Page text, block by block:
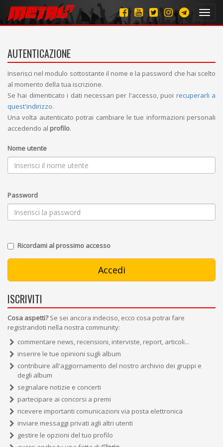
AUTENTICAZIONE
Inserisci nel modulo sottostante il nome e la password che hai scelto
al momento della tua iscrizione.
Se hai dimenticato i dati necessari per l'accesso, puoi recuperarli a
quest'indirizzo.
Una volta autenticato potrai cambiare le tue informazioni personali
accedendo al profilo.
Nome utente
Password
Ricordami al prossimo accesso
ISCRIVITI
Cosa aspetti?Se sei ancora indeciso, ecco cosa potrai fare
registrandoti nella nostra community:
commentare news, recensioni, interviste, report, articoli...
inserire le tue opinioni sugli album
contribuire all'aggiornamento del nostro archivio dei gruppi e
degli album
segnalare notizie e concerti
partecipare ai concorsi a premi
ricevere importanti comunicazioni via posta elettronica
inviare messaggi privati agli altri utenti
gestire le opzioni del tuo profilo